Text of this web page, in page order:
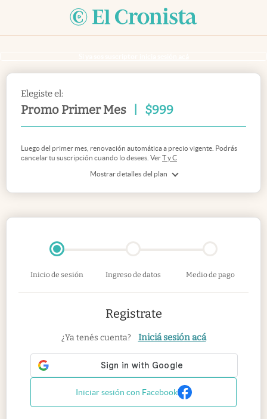
Elegiste el:
Promo Primer Mes $999
Mostrar detalles del plan
Luego del primer mes, renovación automática a precio vigente. Podrás
cancelar tu suscripción cuando lo desees. VerT y C
Inicio de sesión Ingreso de datos Medio de pago
Registrate
¿Ya tenés cuenta? Iniciá sesión acá
Iniciar sesión con Facebook